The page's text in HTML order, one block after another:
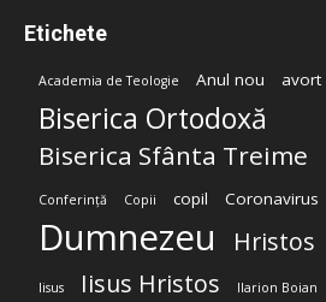
Etichete
Academia de Teologie Anul nou avort
Biserica Ortodoxă
Biserica Sfânta Treime
Conferință Copii copil Coronavirus
Dumnezeu Hristos
Iisus Iisus Hristos Ilarion Boian